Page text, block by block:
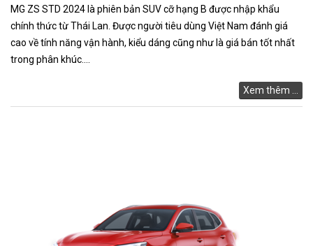
MG ZS STD 2024 là phiên bản SUV cỡ hạng B được nhập khẩu
chính thức từ Thái Lan. Được người tiêu dùng Việt Nam đánh giá
cao về tính năng vận hành, kiểu dáng cũng như là giá bán tốt nhất
trong phân khúc....
Xem thêm ...